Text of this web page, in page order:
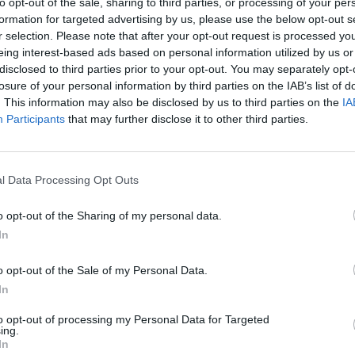
for targeted advertising by us, please use the below opt-out
selection. Please note that after your opt-out request is processed
interest-based ads based on personal information utilized by us
to third parties prior to your opt-out. You may separately
of your personal information by third parties on the IAB’s list of
This information may also be disclosed by us to third parties on the
Participants that may further disclose it to other third parties.
Data Processing Opt Outs
opt-out of the Sharing of my personal data.
opt-out of the Sale of my Personal Data.
opt-out of processing my Personal Data for Targeted
Eladó: Műgyűjtők Háza
Cím: Dudás Attila
Műgyűjtők Háza kft.
Budapest
1023
Bemutatkozás: 2013 nyarán nyitottuk meg
optimális áron, gyorsan találjanak vevőt
gyűjteményüket változatos kínálatunkból.
árverést! Kedd-től péntek-ig 11.00-este 18.00
GALÉRIA TOVÁBBI MŰTÁRGYAI